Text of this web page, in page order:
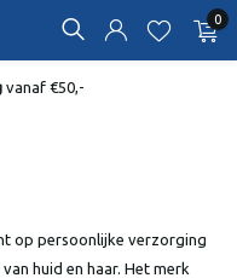
0
vanaf €50,-
op persoonlijke verzorging
huid en haar. Het merk